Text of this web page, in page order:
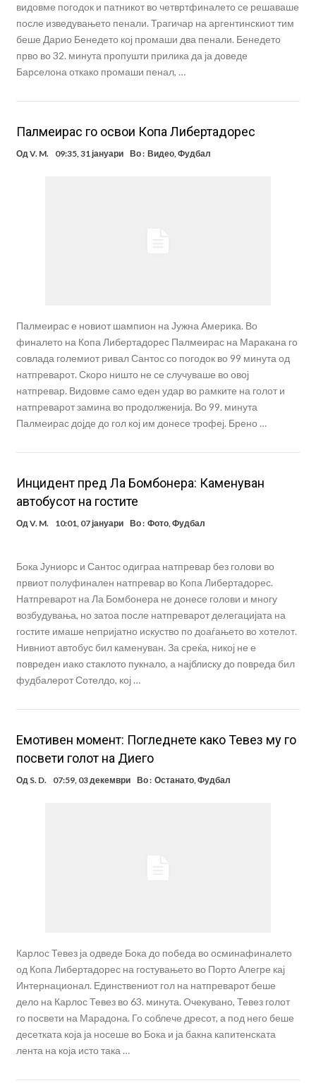
видовме погодок и патникот во четвртфиналето се решаваше
после изведувањето пенали. Трагичар на аргентинскиот тим
беше Дарио Бенедето кој промаши два пенали. Бенедето
прво во 32. минута пропушти прилика да ја доведе
Барселона откако промаши пенал, …
Палмеирас го освои Копа Либертадорес
ОдV. M. 09:35, 31 јануари Во : Видео,Фудбал
Палмеирас е новиот шампион на Јужна Америка. Во
финалето на Копа Либертадорес Палмеирас на Маракана го
совлада големиот ривал Сантос со погодок во 99 минута од
натпреварот. Скоро ништо не се случуваше во овој
натпревар. Видовме само еден удар во рамките на голот и
натпреварот замина во продолженија. Во 99. минута
Палмеирас дојде до гол кој им донесе трофеј. Брено …
Инцидент пред Ла Бомбонера: Каменуван
автобусот на гостите
ОдV. M. 10:01, 07 јануари Во : Фото,Фудбал
Бока Јуниорс и Сантос одиграа натпревар без голови во
првиот полуфинален натпревар во Копа Либертадорес.
Натпреварот на Ла Бомбонера не донесе голови и многу
возбудувања, но затоа после натпреварот делегацијата на
гостите имаше непријатно искуство по доаѓањето во хотелот.
Нивниот автобус бил каменуван. За среќа, никој не е
повреден иако стаклото пукнало, а најблиску до повреда бил
фудбалерот Сотелдо, кој …
Емотивен момент: Погледнете како Тевез му го
посвети голот на Диего
Од S. D. 07:59, 03 декември Во : Останато,Фудбал
Карлос Тевез ја одведе Бока до победа во осминафиналето
од Копа Либертадорес на гостувањето во Порто Алегре кај
Интернационал. Единствениот гол на натпреварот беше
дело на Карлос Тевез во 63. минута. Очекувано, Тевез голот
го посвети на Марадона. Го соблече дресот, а под него беше
десетката која ја носеше во Бока и ја бакна капитенската
лента на која исто така …